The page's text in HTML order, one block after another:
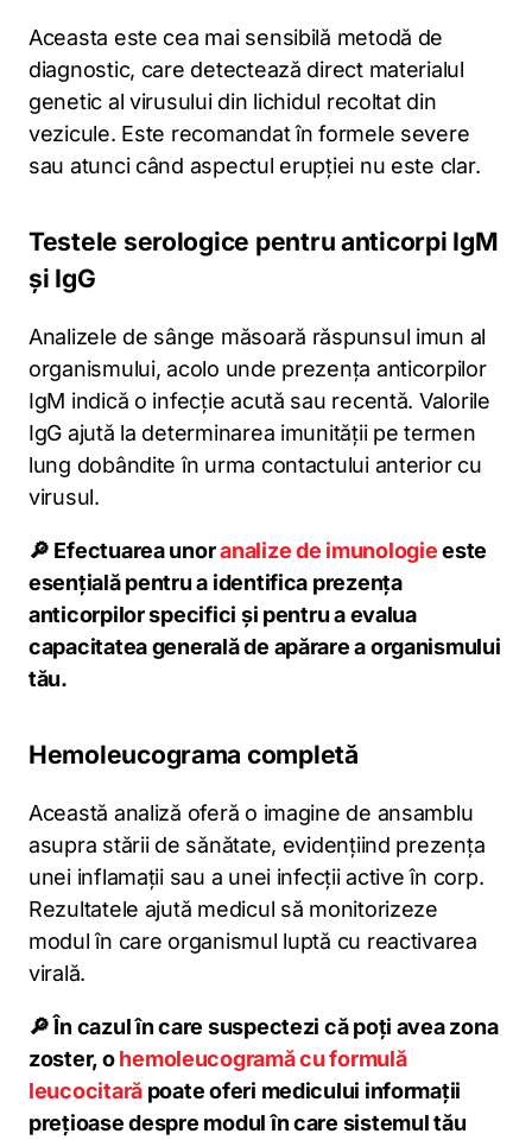
Aceasta este cea mai sensibilă metodă de
diagnostic, care detectează direct materialul
genetic al virusului din lichidul recoltat din
vezicule. Este recomandat în formele severe
sau atunci când aspectul erupției nu este clar.
Testele serologice pentru anticorpi IgM
și IgG
Analizele de sânge măsoară răspunsul imun al
organismului, acolo unde prezența anticorpilor
IgM indică o infecție acută sau recentă. Valorile
IgG ajută la determinarea imunității pe termen
lung dobândite în urma contactului anterior cu
virusul.
🔎 Efectuarea unoranalize de imunologieeste
esențială pentru a identifica prezența
anticorpilor specifici și pentru a evalua
capacitatea generală de apărare a organismului
tău.
Hemoleucograma completă
Această analiză oferă o imagine de ansamblu
asupra stării de sănătate, evidențiind prezența
unei inflamații sau a unei infecții active în corp.
Rezultatele ajută medicul să monitorizeze
modul în care organismul luptă cu reactivarea
virală.
🔎 În cazul în care suspectezi că poți avea zona
zoster, ohemoleucogramă cu formulă
leucocitară poate oferi medicului informații
prețioase despre modul în care sistemul tău